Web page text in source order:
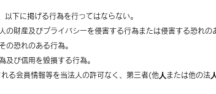
下に掲げる行為を行ってはならない。
財産及びプライバシーを侵害する行為または侵害する恐れの
恐れのある行為。
び信用を毀損する行為。
る会員情報等を当法人の許可なく、第三者(他⼈または他の法